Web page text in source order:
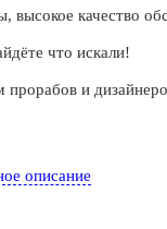
высокое качество
что искали!
прорабов и
описание